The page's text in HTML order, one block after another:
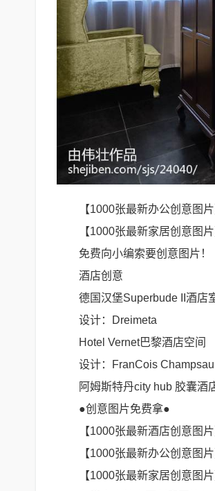
【1000张最新办公创意图片
【1000张最新家居创意图片
免费向小编索要创意图片！
酒店创意
德国汉堡Superbude II酒店
设计：Dreimeta
Hotel Vernet巴黎酒店空间
设计：FranCois
阿姆斯特丹city hub 胶囊酒
●创意图片免费拿●
【1000张最新酒店创意图片
【1000张最新办公创意图片
【1000张最新家居创意图片